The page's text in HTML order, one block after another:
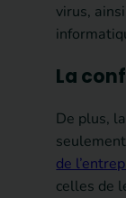
virus,
La
De plus, la
de
celles de